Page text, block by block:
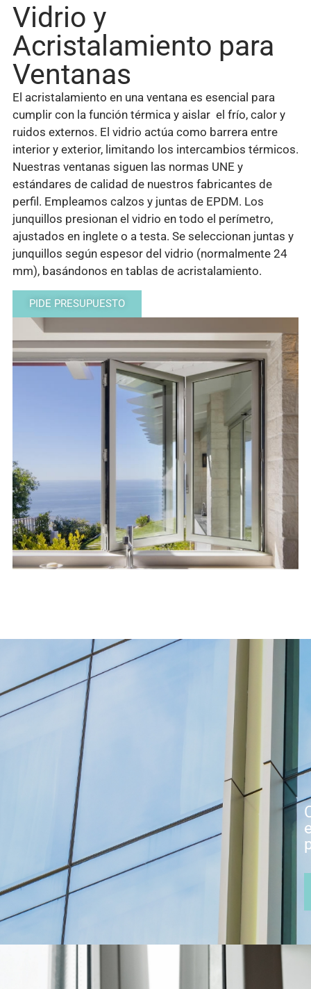
Vidrio y
Acristalamiento para
Ventanas
El acristalamiento en una ventana es esencial para
cumplir con la función térmica y aislar el frío, calor y
ruidos externos. El vidrio actúa como barrera entre
interior y exterior, limitando los intercambios térmicos.
Nuestras ventanas siguen las normas UNE y
estándares de calidad de nuestros fabricantes de
perfil. Empleamos calzos y juntas de EPDM. Los
junquillos presionan el vidrio en todo el perímetro,
ajustados en inglete o a testa. Se seleccionan juntas y
junquillos según espesor del vidrio (normalmente 24
mm), basándonos en tablas de acristalamiento.
PIDE PRESUPUESTO